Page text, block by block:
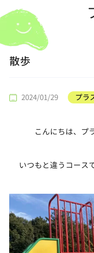
散歩
2024/01/29 プラ
こんにちは、プ
いつもと違うコース